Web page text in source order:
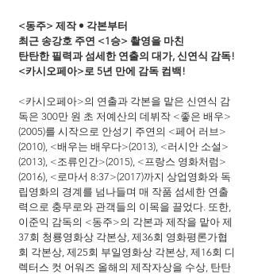
<동주> 제작 • 각본부터
최근 송강호 주연 <1승> 촬영을 마친
탄탄한 필력과 섬세한 연출의 대가, 신연식 감독!
<카시오페아>로 5년 만에 감독 컴백!
<카시오페아>의 연출과 각본을 맡은 신연식 감
독은 300만 원 초 저예산의 데뷔작 <좋은 배우>
(2005)를 시작으로 안성기 주연의 <페어 러브>
(2010), <배우는 배우다>(2013), <러시안 소설>
(2013), <조류인간>(2015), <프랑스 영화처럼>
(2016), <로마서 8:37>(2017)까지 상업영화와 독
립영화의 경계를 넘나들며 매 작품 섬세한 연출
력으로 충무로와 관객들의 이목을 끌었다. 또한,
이준익 감독의 <동주>의 각본과 제작을 맡아 제
37회 청룡영화상 각본상, 제36회 영화평론가협
회 각본상, 제25회 부일영화상 각본상, 제16회 디
렉터스 컷 어워즈 올해의 제작자상을 수상, 탄탄